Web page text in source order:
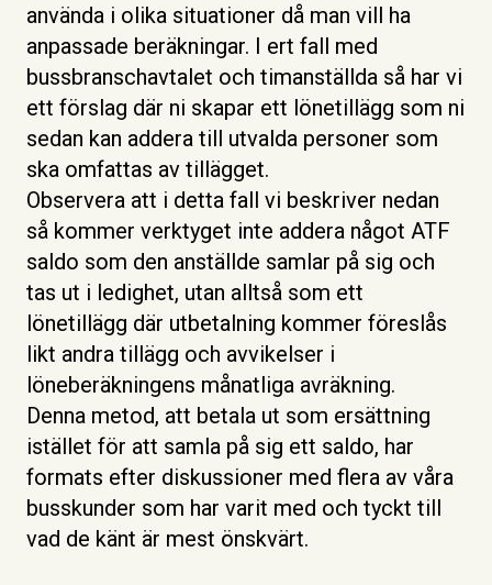
använda i olika situationer då man vill ha
anpassade beräkningar. I ert fall med
bussbranschavtalet och timanställda så har vi
ett förslag där ni skapar ett lönetillägg som ni
sedan kan addera till utvalda personer som
ska omfattas av tillägget.
Observera att i detta fall vi beskriver nedan
så kommer verktyget inte addera något ATF
saldo som den anställde samlar på sig och
tas ut i ledighet, utan alltså som ett
lönetillägg där utbetalning kommer föreslås
likt andra tillägg och avvikelser i
löneberäkningens månatliga avräkning.
Denna metod, att betala ut som ersättning
istället för att samla på sig ett saldo, har
formats efter diskussioner med flera av våra
busskunder som har varit med och tyckt till
vad de känt är mest önskvärt.